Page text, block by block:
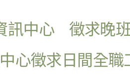
訊中心 徵求晚
心徵求日間全職